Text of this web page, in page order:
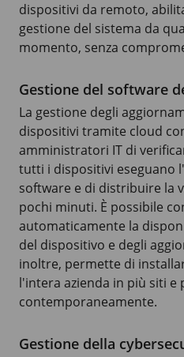
dispositivi da remoto,
gestione del sistema da
momento, senza
Gestione del software
La gestione degli
dispositivi tramite cloud
amministratori IT di
tutti i dispositivi eseguano
software e di distribuire la
pochi minuti. È possibile
automaticamente la
del dispositivo e degli
inoltre, permette di
l'intera azienda in più siti e
contemporaneamente.
Gestione della